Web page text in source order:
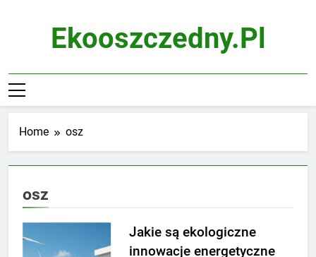
Ekooszczedny.pl
Home osz
osz
Jakie są ekologiczne
innowacje energetyczne